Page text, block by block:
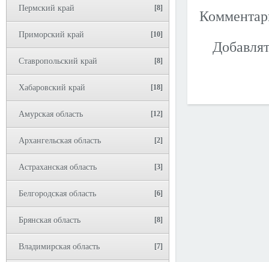
Пермский край [8]
Приморский край [10]
Ставропольский край [8]
Хабаровский край [18]
Амурская область [12]
Архангельская область [2]
Астраханская область [3]
Белгородская область [6]
Брянская область [8]
Владимирская область [7]